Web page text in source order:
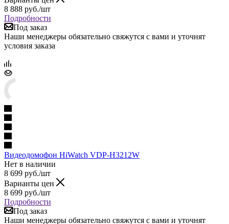
8 888 руб./шт
Подробности
Под заказ
Наши менеджеры обязательно свяжутся с вами и уточнят
условия заказа
Видеодомофон HiWatch VDP-H3212W
Нет в наличии
8 699 руб./шт
Варианты цен
8 699 руб./шт
Подробности
Под заказ
Наши менеджеры обязательно свяжутся с вами и уточнят